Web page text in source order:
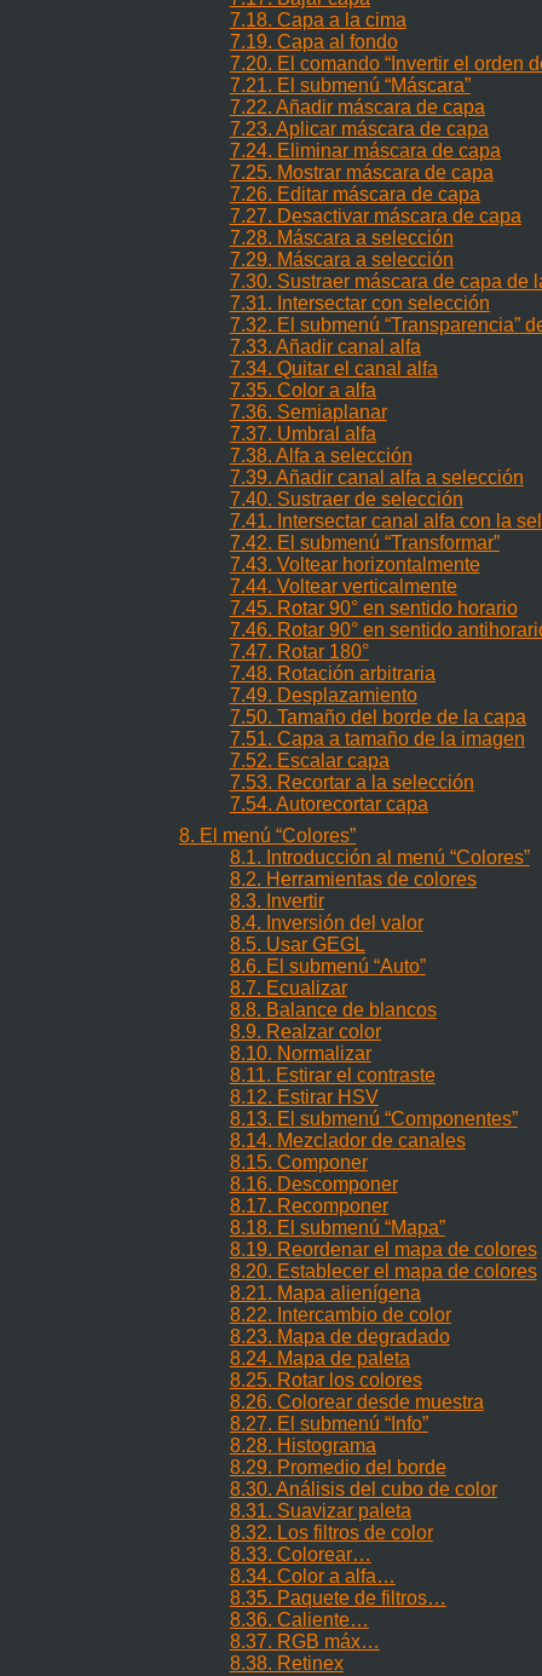
7.18. Capa a la cima
7.19. Capa al fondo
7.20. El comando “Invertir el orden
7.21. El submenú “Máscara”
7.22. Añadir máscara de capa
7.23. Aplicar máscara de capa
7.24. Eliminar máscara de capa
7.25. Mostrar máscara de capa
7.26. Editar máscara de capa
7.27. Desactivar máscara de capa
7.28. Máscara a selección
7.29. Máscara a selección
7.30. Sustraer máscara de capa de
7.31. Intersectar con selección
7.32. El submenú “Transparencia”
7.33. Añadir canal alfa
7.34. Quitar el canal alfa
7.35. Color a alfa
7.36. Semiaplanar
7.37. Umbral alfa
7.38. Alfa a selección
7.39. Añadir canal alfa a selección
7.40. Sustraer de selección
7.41. Intersectar canal alfa con la
7.42. El submenú “Transformar”
7.43. Voltear horizontalmente
7.44. Voltear verticalmente
7.45. Rotar 90° en sentido horario
7.46. Rotar 90° en sentido
7.47. Rotar 180°
7.48. Rotación arbitraria
7.49. Desplazamiento
7.50. Tamaño del borde de la capa
7.51. Capa a tamaño de la imagen
7.52. Escalar capa
7.53. Recortar a la selección
7.54. Autorecortar capa
8. El menú“Colores”
8.1. Introducción al menú “Colores”
8.2. Herramientas de colores
8.3. Invertir
8.4. Inversión del valor
8.5. Usar GEGL
8.6. El submenú “Auto”
8.7. Ecualizar
8.8. Balance de blancos
8.9. Realzar color
8.10. Normalizar
8.11. Estirar el contraste
8.12. Estirar HSV
8.13. El submenú “Componentes”
8.14. Mezclador de canales
8.15. Componer
8.16. Descomponer
8.17. Recomponer
8.18. El submenú “Mapa”
8.19. Reordenar el mapa de colores
8.20. Establecer el mapa de colores
8.21. Mapa alienígena
8.22. Intercambio de color
8.23. Mapa de degradado
8.24. Mapa de paleta
8.25. Rotar los colores
8.26. Colorear desde muestra
8.27. El submenú “Info”
8.28. Histograma
8.29. Promedio del borde
8.30. Análisis del cubo de color
8.31. Suavizar paleta
8.32. Los filtros de color
8.33. Colorear…
8.34. Color a alfa…
8.35. Paquete de filtros…
8.36. Caliente…
8.37. RGB máx…
8.38. Retinex